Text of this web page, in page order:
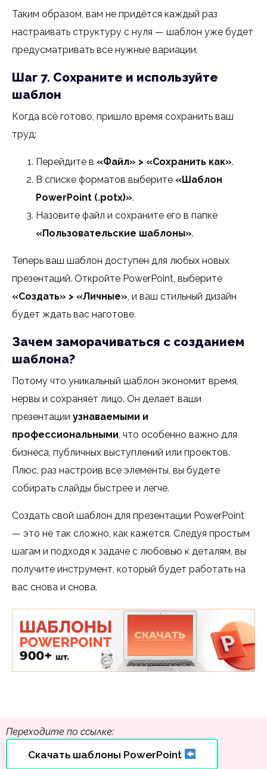
Таким образом, вам не придётся каждый раз
настраивать структуру с нуля — шаблон уже будет
предусматривать все нужные вариации.
Шаг 7. Сохраните и используйте
шаблон
Когда всё готово, пришло время сохранить ваш
труд:
Перейдите в «Файл» > «Сохранить как».
В списке форматов выберите «Шаблон
PowerPoint (.potx)».
Назовите файл и сохраните его в папке
«Пользовательские шаблоны».
Теперь ваш шаблон доступен для любых новых
презентаций. Откройте PowerPoint, выберите
«Создать» > «Личные», и ваш стильный дизайн
будет ждать вас наготове.
Зачем заморачиваться с созданием
шаблона?
Потому что уникальный шаблон экономит время,
нервы и сохраняет лицо. Он делает ваши
презентации узнаваемыми и
профессиональными, что особенно важно для
бизнеса, публичных выступлений или проектов.
Плюс, раз настроив все элементы, вы будете
собирать слайды быстрее и легче.
Создать свой шаблон для презентации PowerPoint
— это не так сложно, как кажется. Следуя простым
шагам и подходя к задаче с любовью к деталям, вы
получите инструмент, который будет работать на
вас снова и снова.
Переходите по ссылке:
Скачать шаблоны PowerPoint